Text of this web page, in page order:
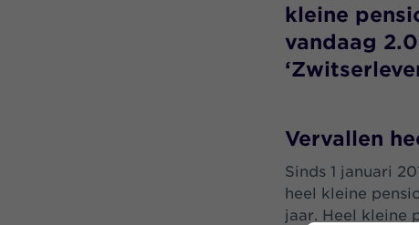
kleine
vandaag
Vervallen
Sinds 1 januari
heel kleine
jaar. Heel kleine